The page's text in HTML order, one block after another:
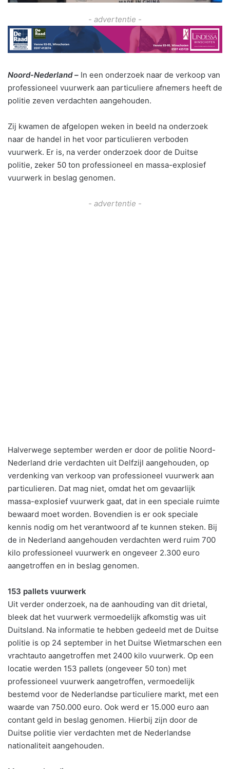
- advertentie -
Noord-Nederland – In een onderzoek naar de verkoop van
professioneel vuurwerk aan particuliere afnemers heeft de
politie zeven verdachten aangehouden.
Zij kwamen de afgelopen weken in beeld na onderzoek
naar de handel in het voor particulieren verboden
vuurwerk. Er is, na verder onderzoek door de Duitse
politie, zeker 50 ton professioneel en massa-explosief
vuurwerk in beslag genomen.
- advertentie -
Halverwege september werden er door de politie Noord-
Nederland drie verdachten uit Delfzijl aangehouden, op
verdenking van verkoop van professioneel vuurwerk aan
particulieren. Dat mag niet, omdat het om gevaarlijk
massa-explosief vuurwerk gaat, dat in een speciale ruimte
bewaard moet worden. Bovendien is er ook speciale
kennis nodig om het verantwoord af te kunnen steken. Bij
de in Nederland aangehouden verdachten werd ruim 700
kilo professioneel vuurwerk en ongeveer 2.300 euro
aangetroffen en in beslag genomen.
153 pallets vuurwerk
Uit verder onderzoek, na de aanhouding van dit drietal,
bleek dat het vuurwerk vermoedelijk afkomstig was uit
Duitsland. Na informatie te hebben gedeeld met de Duitse
politie is op 24 september in het Duitse Wietmarschen een
vrachtauto aangetroffen met 2400 kilo vuurwerk. Op een
locatie werden 153 pallets (ongeveer 50 ton) met
professioneel vuurwerk aangetroffen, vermoedelijk
bestemd voor de Nederlandse particuliere markt, met een
waarde van 750.000 euro. Ook werd er 15.000 euro aan
contant geld in beslag genomen. Hierbij zijn door de
Duitse politie vier verdachten met de Nederlandse
nationaliteit aangehouden.